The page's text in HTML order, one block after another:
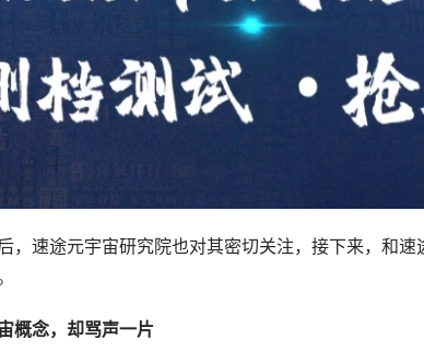
，速途元宇宙研究院也对其密切关注，接下来，和
概念，却骂声一片